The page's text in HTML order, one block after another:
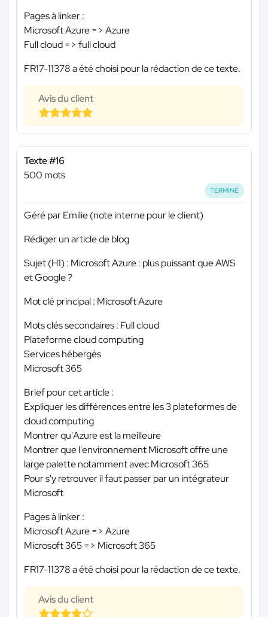
Pages à linker :
Microsoft Azure => Azure
Full cloud => full cloud
FR17-11378 a été choisi pour la rédaction de ce texte.
Avis du client
Texte #16
500 mots
TERMINÉ
Géré par Emilie (note interne pour le client)
Rédiger un article de blog
Sujet (H1) : Microsoft Azure : plus puissant que AWS
et Google ?
Mot clé principal : Microsoft Azure
Mots clés secondaires : Full cloud
Plateforme cloud computing
Services hébergés
Microsoft 365
Brief pour cet article :
Expliquer les différences entre les 3 plateformes de
cloud computing
Montrer qu'Azure est la meilleure
Montrer que l'environnement Microsoft offre une
large palette notamment avec Microsoft 365
Pour s'y retrouver il faut passer par un intégrateur
Microsoft
Pages à linker :
Microsoft Azure => Azure
Microsoft 365 => Microsoft 365
FR17-11378 a été choisi pour la rédaction de ce texte.
Avis du client